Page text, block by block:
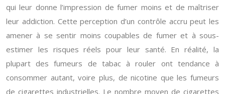
qui leur donne l’impression de fumer moins et de maîtriser
leur addiction. Cette perception d’un contrôle accru peut les
amener à se sentir moins coupables de fumer et à sous-
estimer les risques réels pour leur santé. En réalité, la
plupart des fumeurs de tabac à rouler ont tendance à
consommer autant, voire plus, de nicotine que les fumeurs
de cigarettes industrielles. Le nombre moyen de cigarettes